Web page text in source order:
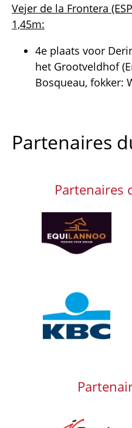
Vejer de la Frontera
1,45m:
4e plaats voor
het Grootveldhof
Bosqueau, fokker:
Partenaires
Partenaires
Afbeelding
Afbeelding
Afbeelding